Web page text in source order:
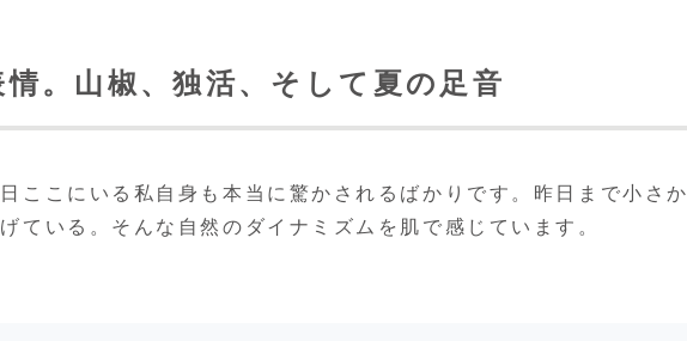
。山椒、独活、そして夏の足音
ここにいる私自身も本当に驚かされるばかりです。昨日まで小さか
ている。そんな自然のダイナミズムを肌で感じています。